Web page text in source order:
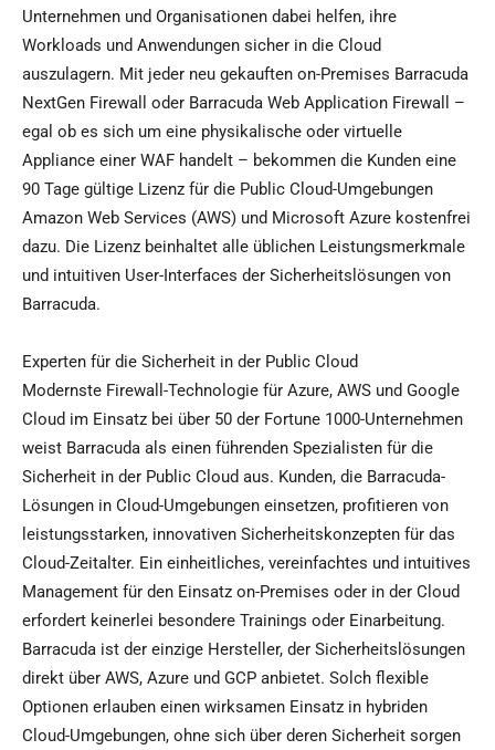
Unternehmen und Organisationen dabei helfen, ihre
Workloads und Anwendungen sicher in die Cloud
auszulagern. Mit jeder neu gekauften on-Premises Barracuda
NextGen Firewall oder Barracuda Web Application Firewall –
egal ob es sich um eine physikalische oder virtuelle
Appliance einer WAF handelt – bekommen die Kunden eine
90 Tage gültige Lizenz für die Public Cloud-Umgebungen
Amazon Web Services (AWS) und Microsoft Azure kostenfrei
dazu. Die Lizenz beinhaltet alle üblichen Leistungsmerkmale
und intuitiven User-Interfaces der Sicherheitslösungen von
Barracuda.
Experten für die Sicherheit in der Public Cloud
Modernste Firewall-Technologie für Azure, AWS und Google
Cloud im Einsatz bei über 50 der Fortune 1000-Unternehmen
weist Barracuda als einen führenden Spezialisten für die
Sicherheit in der Public Cloud aus. Kunden, die Barracuda-
Lösungen in Cloud-Umgebungen einsetzen, profitieren von
leistungsstarken, innovativen Sicherheitskonzepten für das
Cloud-Zeitalter. Ein einheitliches, vereinfachtes und intuitives
Management für den Einsatz on-Premises oder in der Cloud
erfordert keinerlei besondere Trainings oder Einarbeitung.
Barracuda ist der einzige Hersteller, der Sicherheitslösungen
direkt über AWS, Azure und GCP anbietet. Solch flexible
Optionen erlauben einen wirksamen Einsatz in hybriden
Cloud-Umgebungen, ohne sich über deren Sicherheit sorgen